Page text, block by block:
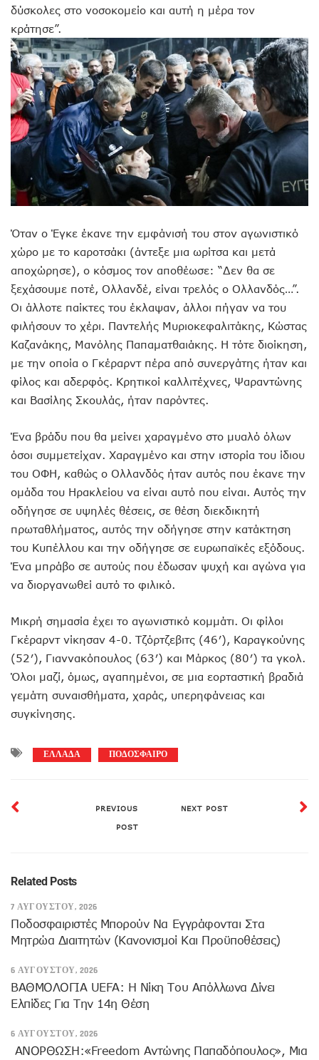
δύσκολες στο νοσοκομείο και αυτή η μέρα τον
κράτησε”.
Όταν ο Έγκε έκανε την εμφάνισή του στον αγωνιστικό
χώρο με το καροτσάκι (άντεξε μια ωρίτσα και μετά
αποχώρησε), ο κόσμος τον αποθέωσε: “Δεν θα σε
ξεχάσουμε ποτέ, Ολλανδέ, είναι τρελός ο Ολλανδός…”.
Οι άλλοτε παίκτες του έκλαψαν, άλλοι πήγαν να του
φιλήσουν το χέρι. Παντελής Μυριοκεφαλιτάκης, Κώστας
Καζανάκης, Μανόλης Παπαματθαιάκης. Η τότε διοίκηση,
με την οποία ο Γκέραρντ πέρα από συνεργάτης ήταν και
φίλος και αδερφός. Κρητικοί καλλιτέχνες, Ψαραντώνης
και Βασίλης Σκουλάς, ήταν παρόντες.
Ένα βράδυ που θα μείνει χαραγμένο στο μυαλό όλων
όσοι συμμετείχαν. Χαραγμένο και στην ιστορία του ίδιου
του ΟΦΗ, καθώς ο Ολλανδός ήταν αυτός που έκανε την
ομάδα του Ηρακλείου να είναι αυτό που είναι. Αυτός την
οδήγησε σε υψηλές θέσεις, σε θέση διεκδικητή
πρωταθλήματος, αυτός την οδήγησε στην κατάκτηση
του Κυπέλλου και την οδήγησε σε ευρωπαϊκές εξόδους.
Ένα μπράβο σε αυτούς που έδωσαν ψυχή και αγώνα για
να διοργανωθεί αυτό το φιλικό.
Μικρή σημασία έχει το αγωνιστικό κομμάτι. Οι φίλοι
Γκέραρντ νίκησαν 4-0. Τζόρτζεβιτς (46′), Καραγκούνης
(52′), Γιαννακόπουλος (63′) και Μάρκος (80′) τα γκολ.
Όλοι μαζί, όμως, αγαπημένοι, σε μια εορταστική βραδιά
γεμάτη συναισθήματα, χαράς, υπερηφάνειας και
συγκίνησης.
ΕΛΛΑΔΑ ΠΟΔΟΣΦΑΙΡΟ
PREVIOUS
POST
NEXT POST
Related Posts
7 ΑΥΓΟΎΣΤΟΥ, 2026
Ποδοσφαιριστές Μπορούν Να Εγγράφονται Στα
Μητρώα Διαιτητών (κανονισμοί Και Προϋποθέσεις)
6 ΑΥΓΟΎΣΤΟΥ, 2026
ΒΑΘΜΟΛΟΓΙΑ UEFA: Η Νίκη Του Απόλλωνα Δίνει
Ελπίδες Για Την 14η Θέση
6 ΑΥΓΟΎΣΤΟΥ, 2026
ANOΡΘΩΣΗ:«Freedom Αντώνης Παπαδόπουλος», Μια